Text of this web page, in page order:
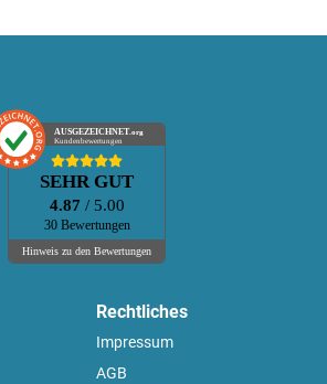
AUSGEZEICHNET.org
Kundenbewertungen
SEHR GUT
4.87 / 5.00
30 Bewertungen
Hinweis zu den Bewertungen
Rechtliches
Impressum
AGB